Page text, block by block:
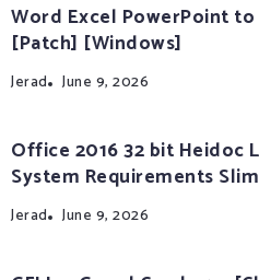
Word Excel PowerPoint
[Patch] [Windows]
Jerad June 9, 2026
Office 2016 32 bit Heidoc
System Requirements
Jerad June 9, 2026